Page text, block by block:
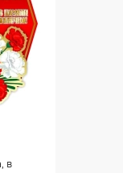
в